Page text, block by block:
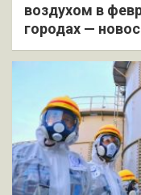
воздухом в
городах —